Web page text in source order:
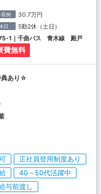
収例 30.7万円
日 5勤2休（土日）
1｜千曲バス 青木線 殿戸
費無料
典あり☆
正社員登用制度あり
40～50代活躍中
与前渡し